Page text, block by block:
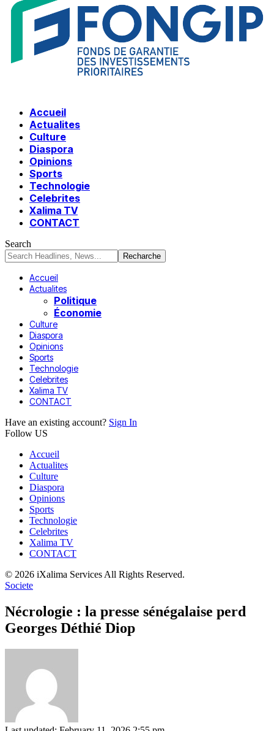
Accueil
Actualites
Culture
Diaspora
Opinions
Sports
Technologie
Celebrites
Xalima TV
CONTACT
Search
Accueil
Actualites
Politique
Économie
Culture
Diaspora
Opinions
Sports
Technologie
Celebrites
Xalima TV
CONTACT
Have an existing account? Sign In
Follow US
Accueil
Actualites
Culture
Diaspora
Opinions
Sports
Technologie
Celebrites
Xalima TV
CONTACT
© 2026 iXalima Services All Rights Reserved.
Societe
Nécrologie : la presse sénégalaise perd
Georges Déthié Diop